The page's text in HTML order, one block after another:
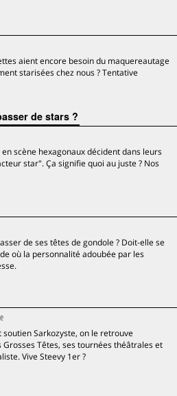
aient encore besoin du maquereautage
starisées chez nous ? Tentative
de stars ?
scène hexagonaux décident dans leurs
star". Ça signifie quoi au juste ? Nos
de ses têtes de gondole ? Doit-elle se
où la personnalité adoubée par les
Sarkozyste, on le retrouve
Têtes, ses tournées théâtrales et
Vive Steevy 1er ?